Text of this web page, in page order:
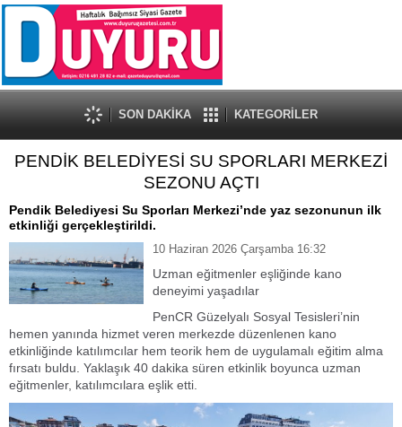
SON DAKİKA KATEGORİLER
PENDİK BELEDİYESİ SU SPORLARI MERKEZİ
SEZONU AÇTI
Pendik Belediyesi Su Sporları Merkezi’nde yaz sezonunun ilk
etkinliği gerçekleştirildi.
10 Haziran 2026 Çarşamba 16:32
Uzman eğitmenler eşliğinde kano
deneyimi yaşadılar
PenCR Güzelyalı Sosyal Tesisleri’nin
hemen yanında hizmet veren merkezde düzenlenen kano
etkinliğinde katılımcılar hem teorik hem de uygulamalı eğitim alma
fırsatı buldu. Yaklaşık 40 dakika süren etkinlik boyunca uzman
eğitmenler, katılımcılara eşlik etti.